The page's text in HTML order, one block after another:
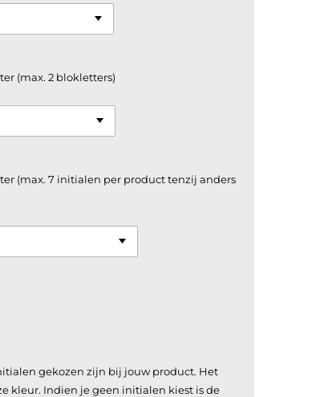
(max. 2 blokletters)
(max. 7 initialen per product tenzij anders
gekozen zijn bij jouw product. Het
kleur. Indien je geen initialen kiest is de